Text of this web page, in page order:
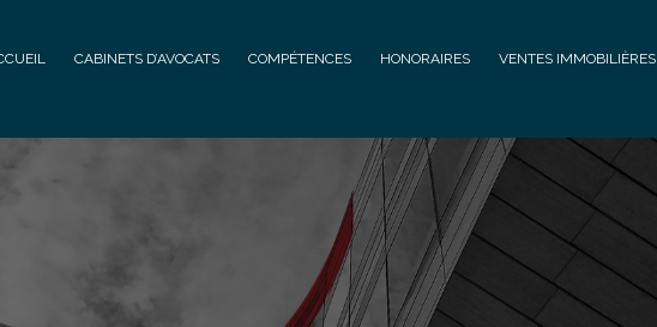
CABINETS D’AVOCATS COMPÉTENCES HONORAIRES VENTES IMMOBILIÈRES